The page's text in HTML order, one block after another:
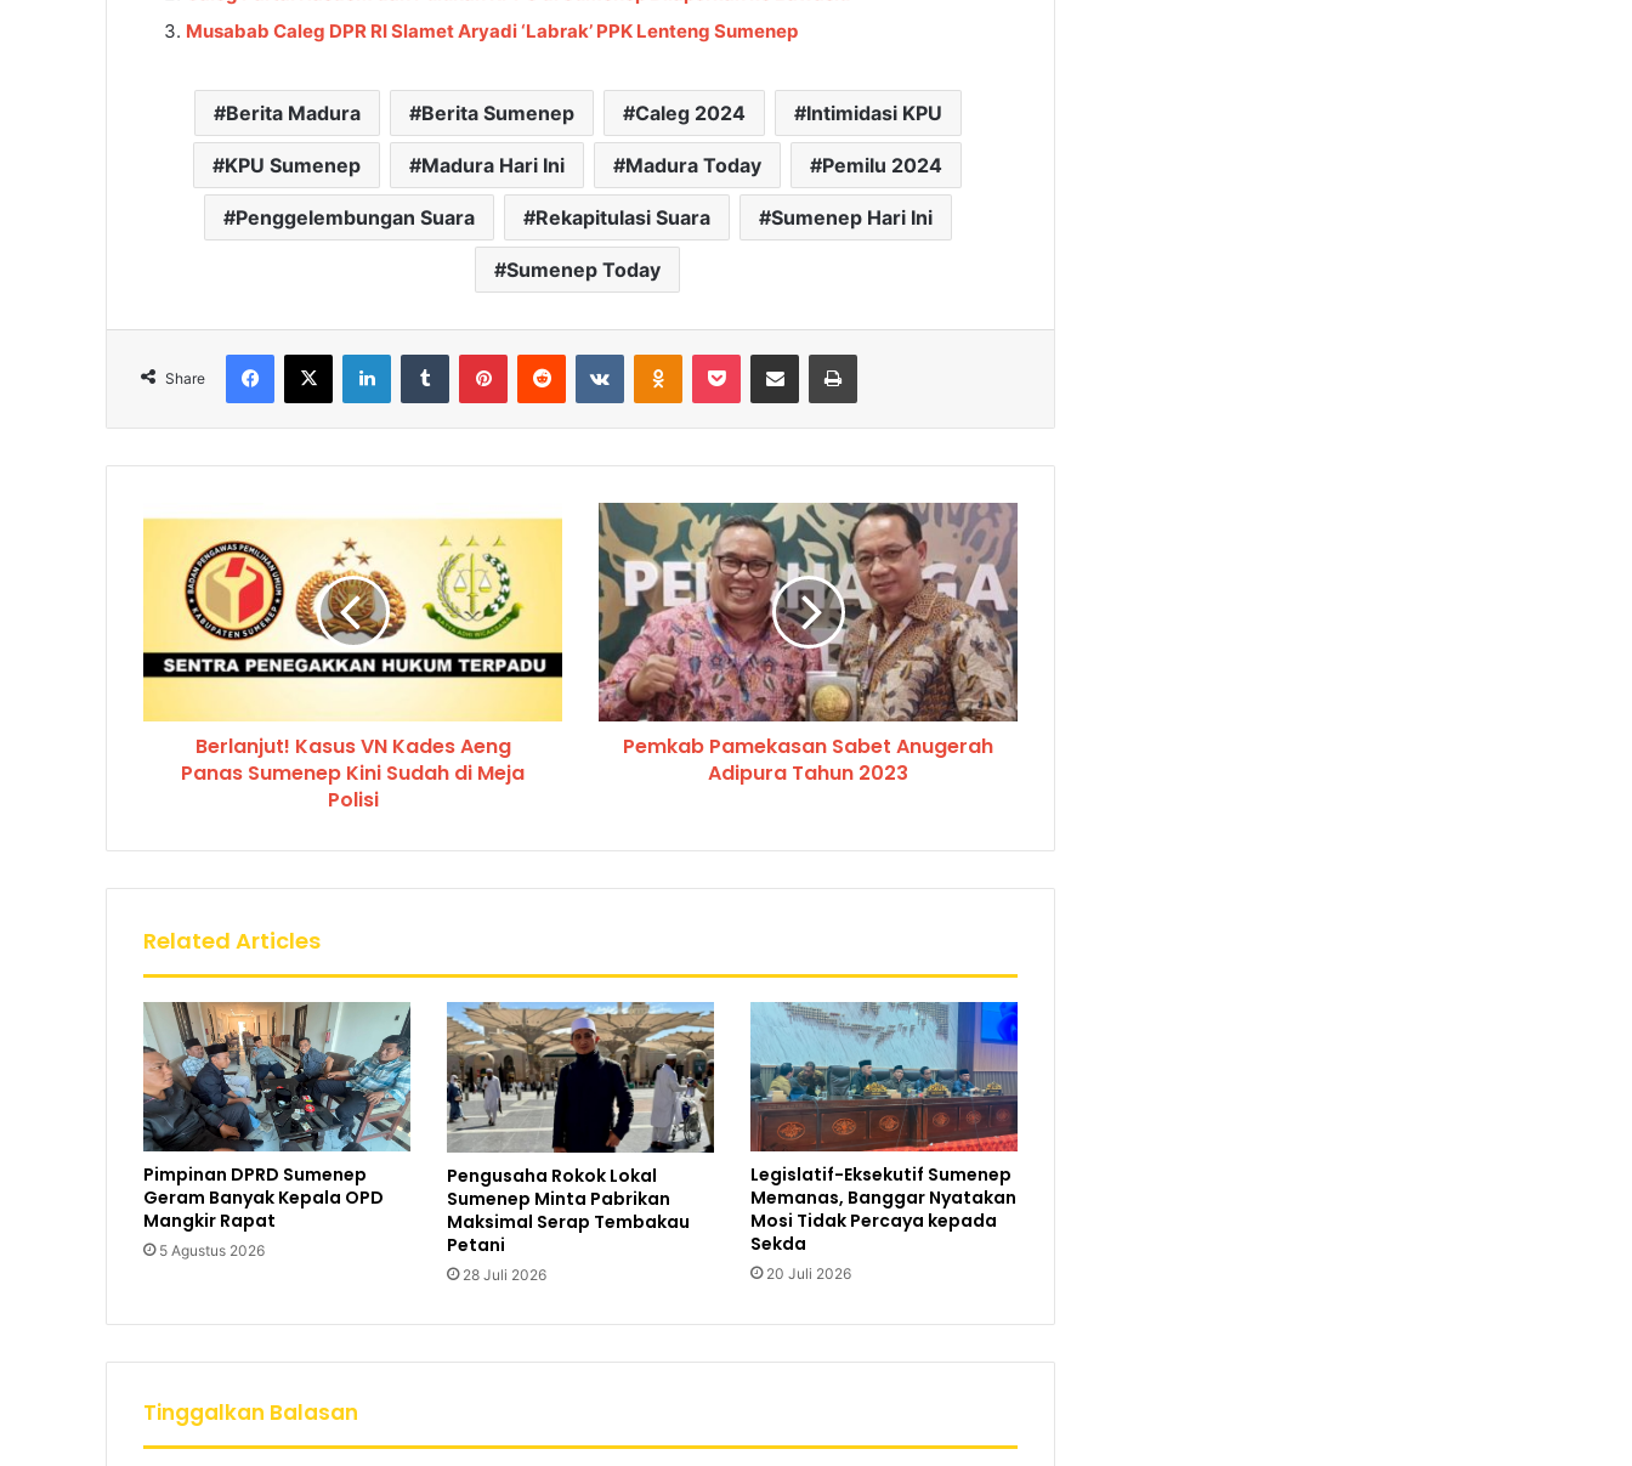
Musabab Caleg DPR RI Slamet Aryadi ‘Labrak’ PPK Lenteng Sumenep
Berita Madura Berita Sumenep Caleg 2024 Intimidasi KPU
KPU Sumenep Madura Hari Ini Madura Today Pemilu 2024
Penggelembungan Suara Rekapitulasi Suara Sumenep Hari Ini
Sumenep Today
Share
Berlanjut! Kasus VN Kades Aeng
Panas Sumenep Kini Sudah di Meja
Polisi
Pemkab Pamekasan Sabet Anugerah
Adipura Tahun 2023
Related Articles
Pimpinan DPRD Sumenep
Geram Banyak Kepala OPD
Mangkir Rapat
5 Agustus 2026
Pengusaha Rokok Lokal
Sumenep Minta Pabrikan
Maksimal Serap Tembakau
Petani
28 Juli 2026
Legislatif-Eksekutif Sumenep
Memanas, Banggar Nyatakan
Mosi Tidak Percaya kepada
Sekda
20 Juli 2026
Tinggalkan Balasan